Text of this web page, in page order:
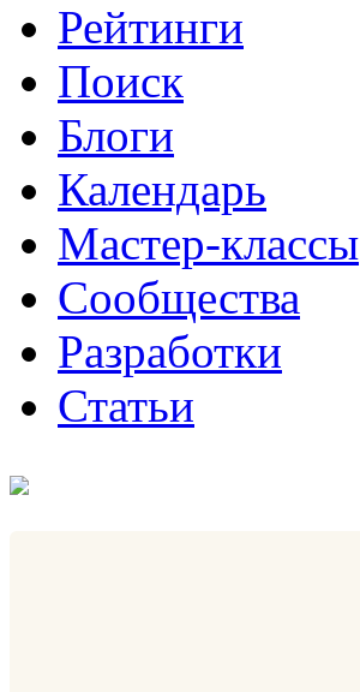
Рейтинги
Поиск
Блоги
Календарь
Мастер-классы
Сообщества
Разработки
Статьи